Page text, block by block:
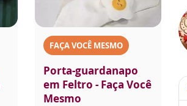
FAÇA VOCÊ MESMO
Porta-guardanapo
em Feltro - Faça Você
Mesmo